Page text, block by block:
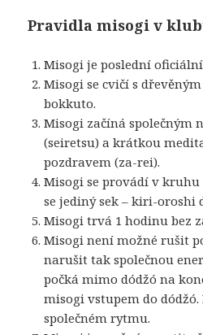
Pravidla misogi v
Misogi je poslední
Misogi se cvičí s
bokkuto.
Misogi začíná společným
(seiretsu) a krátkou
pozdravem (za-rei).
Misogi se provádí v kruhu
se jediný sek – kiri-oroshi
Misogi trvá 1 hodinu bez
Misogi není možné rušit
narušit tak společnou
počká mimo dódžó na
misogi vstupem do
společném rytmu.